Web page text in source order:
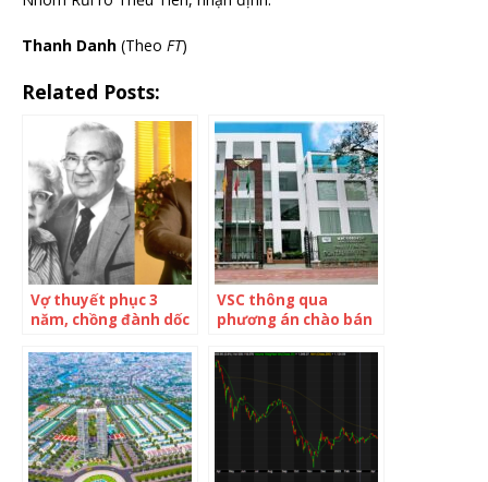
Thanh Danh (Theo FT)
Related Posts:
Vợ thuyết phục 3
năm, chồng đành dốc
đời đưa hàng xóm
đầu tư, thời gian sau
lãi hơn 370 lần: Danh
tính quý nhân ai
nghe cũng “ngả mũ
nể phục”
VSC thông qua
phương án chào bán
2 nhà đầu tư chiến
lược